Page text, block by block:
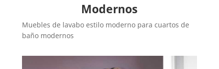
Modernos
Muebles de lavabo estilo moderno para cuartos de
baño modernos